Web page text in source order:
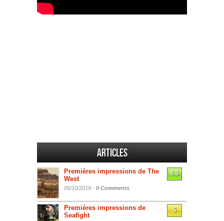
Articles
Premières impressions de The
West
05/10/2019 - 0 Comments
6.5
Premières impressions de
Seafight
5